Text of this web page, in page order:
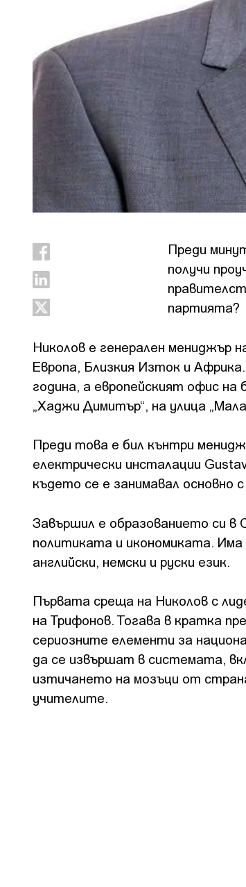
Преди
получи
партията?
Николов е генерален мениджър
Европа, Близкия Изток и
година, а европейският офис
„Хаджи Димитър“, на улица
Преди това е бил кънтри
електрически инсталации
където се е занимавал основно
Завършил е образованието си в
политиката и икономиката.
английски, немски и руски език.
Първата среща на Николов с
на Трифонов. Тогава в кратка
сериозните елементи за
да се извършат в системата,
изтичането на мозъци от
учителите.